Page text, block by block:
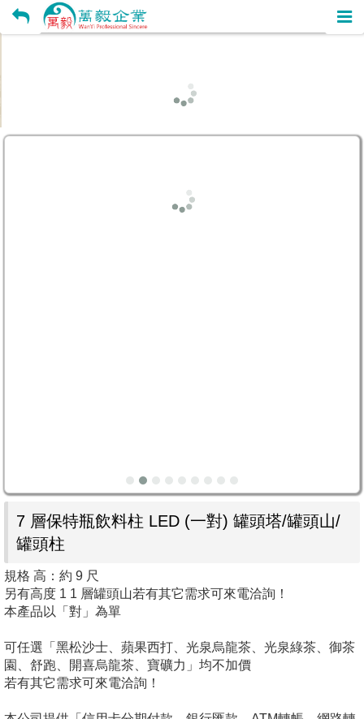
7 層保特瓶飲料柱 LED (一對) 罐頭塔/罐頭山/
罐頭柱
規格 高：約 9 尺
另有高度 1 1 層罐頭山若有其它需求可來電洽詢！
本產品以「對」為單
可任選「黑松沙士、蘋果西打、光泉烏龍茶、光泉綠茶、御茶
園、舒跑、開喜烏龍茶、寶礦力」均不加價
若有其它需求可來電洽詢！